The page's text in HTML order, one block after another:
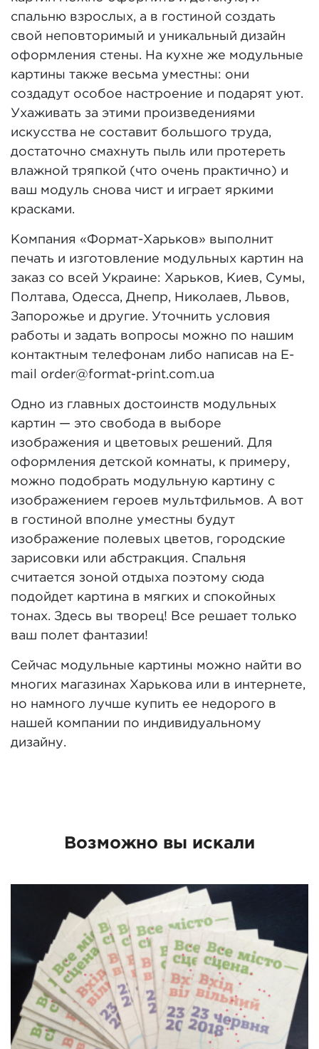
спальню взрослых, а в гостиной создать
свой неповторимый и уникальный дизайн
оформления стены. На кухне же модульные
картины также весьма уместны: они
создадут особое настроение и подарят уют.
Ухаживать за этими произведениями
искусства не составит большого труда,
достаточно смахнуть пыль или протереть
влажной тряпкой (что очень практично) и
ваш модуль снова чист и играет яркими
красками.
Компания «Формат-Харьков» выполнит
печать и изготовление модульных картин на
заказ со всей Украине: Харьков, Киев, Сумы,
Полтава, Одесса, Днепр, Николаев, Львов,
Запорожье и другие. Уточнить условия
работы и задать вопросы можно по нашим
контактным телефонам либо написав на E-
mail order@format-print.com.ua
Одно из главных достоинств модульных
картин — это свобода в выборе
изображения и цветовых решений. Для
оформления детской комнаты, к примеру,
можно подобрать модульную картину с
изображением героев мультфильмов. А вот
в гостиной вполне уместны будут
изображение полевых цветов, городские
зарисовки или абстракция. Спальня
считается зоной отдыха поэтому сюда
подойдет картина в мягких и спокойных
тонах. Здесь вы творец! Все решает только
ваш полет фантазии!
Сейчас модульные картины можно найти во
многих магазинах Харькова или в интернете,
но намного лучше купить ее недорого в
нашей компании по индивидуальному
дизайну.
Возможно вы искали